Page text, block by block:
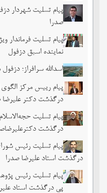
پیام تسلیت شهردار
صدرا
پیام تسلیت فرماندار
نماینده اسبق دزفول
اسدالله سرافراز؛
پیام رییس مرکز
درگذشت دکتر علیرضا
پیام تسلیت
درگذشت
پیام تسلیت رئیس
درگذشت استاد علیرضا صدرا
پیام تسلیت رئیس
پی درگذشت استاد